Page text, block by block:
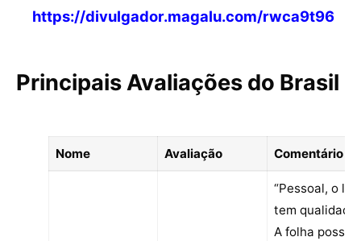
https://divulgador.magalu.com/rwca9t96
Principais Avaliações do Brasil
Nome Avaliação Comentário
“Pessoal, o
tem qualidade!
A folha possui